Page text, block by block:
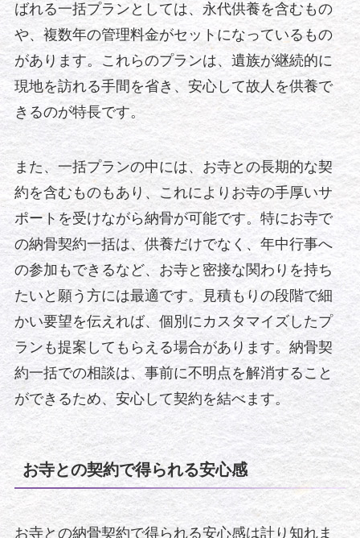
ばれる一括プランとしては、永代供養を含むもの
や、複数年の管理料金がセットになっているもの
があります。これらのプランは、遺族が継続的に
現地を訪れる手間を省き、安心して故人を供養で
きるのが特長です。
また、一括プランの中には、お寺との長期的な契
約を含むものもあり、これによりお寺の手厚いサ
ポートを受けながら納骨が可能です。特にお寺で
の納骨契約一括は、供養だけでなく、年中行事へ
の参加もできるなど、お寺と密接な関わりを持ち
たいと願う方には最適です。見積もりの段階で細
かい要望を伝えれば、個別にカスタマイズしたプ
ランも提案してもらえる場合があります。納骨契
約一括での相談は、事前に不明点を解消すること
ができるため、安心して契約を結べます。
お寺との契約で得られる安心感
お寺との納骨契約で得られる安心感は計り知れま